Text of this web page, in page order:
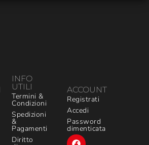
INFO
UTILI
Termini &
Condizioni
Spedizioni
&
Pagamenti
Diritto
ACCOUNT
Registrati
Accedi
Password
dimenticata